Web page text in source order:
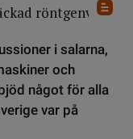
i salarna,
och
något för alla
var på